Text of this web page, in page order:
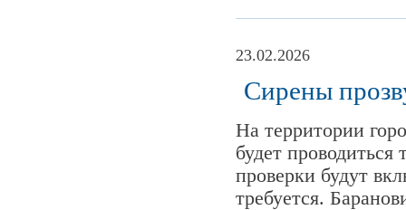
23.02.2026
Сирены
На территории
будет
проверки будут
требуется.